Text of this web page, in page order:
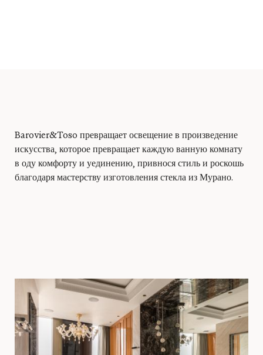
Barovier&Toso превращает освещение в произведение
искусства, которое превращает каждую ванную комнату
в оду комфорту и уединению, привнося стиль и роскошь
благодаря мастерству изготовления стекла из Мурано.